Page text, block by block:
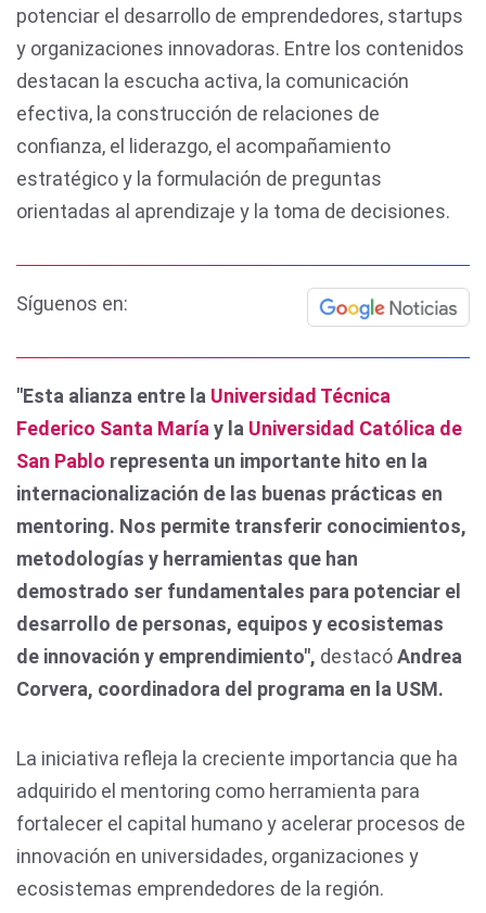
potenciar el desarrollo de emprendedores, startups
y organizaciones innovadoras. Entre los contenidos
destacan la escucha activa, la comunicación
efectiva, la construcción de relaciones de
confianza, el liderazgo, el acompañamiento
estratégico y la formulación de preguntas
orientadas al aprendizaje y la toma de decisiones.
Síguenos en:
"Esta alianza entre la Universidad Técnica
Federico Santa María y la Universidad Católica de
San Pablo representa un importante hito en la
internacionalización de las buenas prácticas en
mentoring. Nos permite transferir conocimientos,
metodologías y herramientas que han
demostrado ser fundamentales para potenciar el
desarrollo de personas, equipos y ecosistemas
de innovación y emprendimiento", destacóAndrea
Corvera, coordinadora del programa en la USM.
La iniciativa refleja la creciente importancia que ha
adquirido el mentoring como herramienta para
fortalecer el capital humano y acelerar procesos de
innovación en universidades, organizaciones y
ecosistemas emprendedores de la región.